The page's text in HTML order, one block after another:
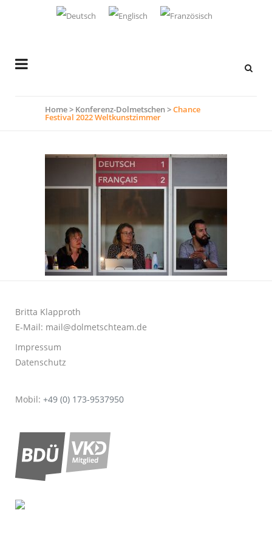
Home> Konferenz-Dolmetschen>Chance
Festival 2022 Weltkunstzimmer
Britta Klapproth
E-Mail: mail@dolmetschteam.de
Impressum
Datenschutz
Mobil: +49 (0) 173-9537950